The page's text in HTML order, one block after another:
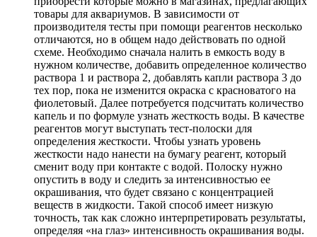
товары для аквариумов. В зависимости от
производителя тесты при помощи реагентов несколько
отличаются, но в общем надо действовать по одной
схеме. Необходимо сначала налить в емкость воду в
нужном количестве, добавить определенное количество
раствора 1 и раствора 2, добавлять капли раствора 3 до
тех пор, пока не изменится окраска с красноватого на
фиолетовый. Далее потребуется подсчитать количество
капель и по формуле узнать жесткость воды. В качестве
реагентов могут выступать тест-полоски для
определения жесткости. Чтобы узнать уровень
жесткости надо нанести на бумагу реагент, который
сменит воду при контакте с водой. Полоску нужно
опустить в воду и следить за интенсивностью ее
окрашивания, что будет связано с концентрацией
веществ в жидкости. Такой способ имеет низкую
точность, так как сложно интерпретировать результаты,
определяя «на глаз» интенсивность окрашивания воды.